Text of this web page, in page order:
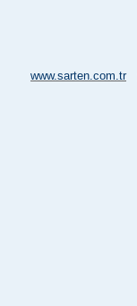
www.sarten.com.tr